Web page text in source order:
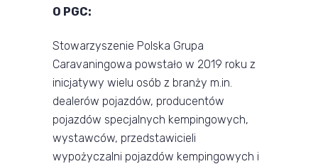
O PGC:
Stowarzyszenie Polska Grupa
Caravaningowa powstało w 2019 roku z
inicjatywy wielu osób z branży m.in.
dealerów pojazdów, producentów
pojazdów specjalnych kempingowych,
wystawców, przedstawicieli
wypożyczalni pojazdów kempingowych i